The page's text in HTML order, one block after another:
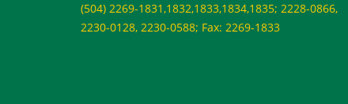
(504) 2269-1831,1832,1833,1834,1835; 2228-0866,
2230-0128, 2230-0588; Fax: 2269-1833